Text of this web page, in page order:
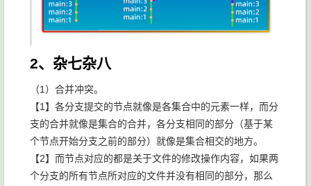
2、杂七杂八
（1）合并冲突。
【1】各分支提交的节点就像是各集合中的元素一样，而分
支的合并就像是集合的合并，各分支相同的部分（基于某
个节点开始分支之前的部分）就像是集合相交的地方。
【2】而节点对应的都是关于文件的修改操作内容，如果两
个分支的所有节点所对应的文件并没有相同的部分，那么